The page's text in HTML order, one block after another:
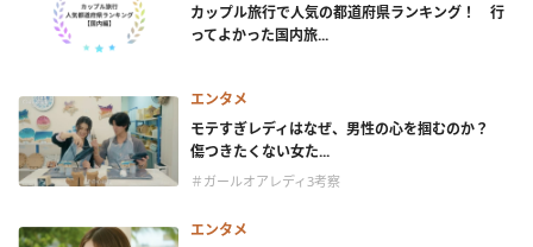
カップル旅行で人気の都道府県ランキング！ 行
ってよかった国内旅...
エンタメ
モテすぎレディはなぜ、男性の心を掴むのか？
傷つきたくない女た...
＃ガールオアレディ3考察
エンタメ